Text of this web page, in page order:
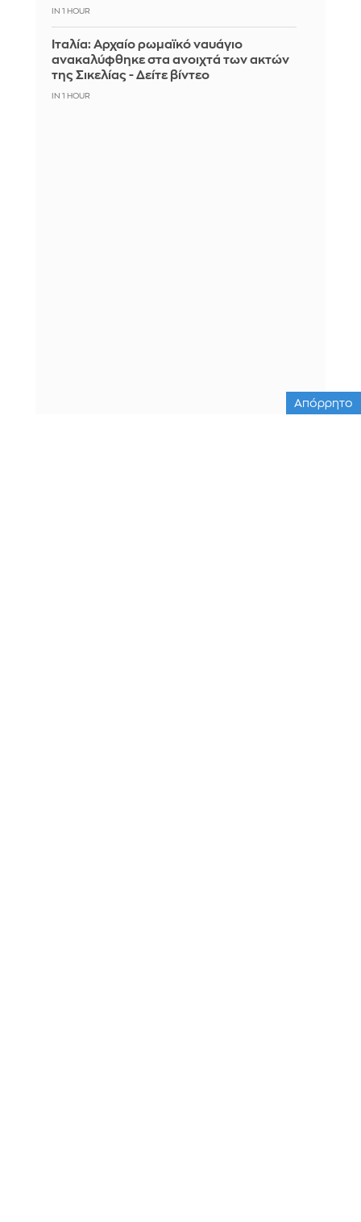
IN 1 HOUR
Ιταλία: Αρχαίο ρωμαϊκό ναυάγιο
ανακαλύφθηκε στα ανοιχτά των ακτών
της Σικελίας - Δείτε βίντεο
IN 1 HOUR
Απόρρητο